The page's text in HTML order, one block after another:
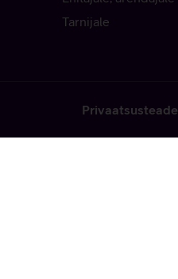
Tarnijale
Privaatsusteade